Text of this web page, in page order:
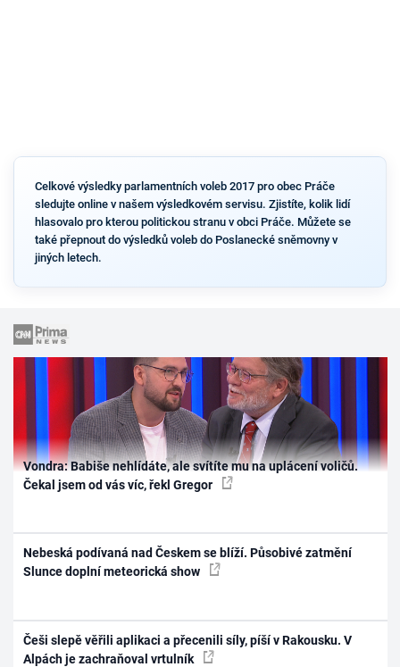
Celkové výsledky parlamentních voleb 2017 pro obec Práče
sledujte online v našem výsledkovém servisu. Zjistíte, kolik lidí
hlasovalo pro kterou politickou stranu v obci Práče. Můžete se
také přepnout do výsledků voleb do Poslanecké sněmovny v
jiných letech.
Vondra: Babiše nehlídáte, ale svítíte mu na uplácení voličů.
Čekal jsem od vás víc, řekl Gregor
Nebeská podívaná nad Českem se blíží. Působivé zatmění
Slunce doplní meteorická show
Češi slepě věřili aplikaci a přecenili síly, píší v Rakousku. V
Alpách je zachraňoval vrtulník